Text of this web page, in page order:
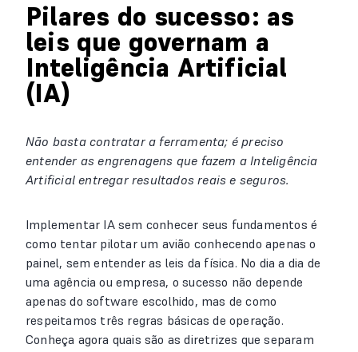
Pilares do sucesso: as
leis que governam a
Inteligência Artificial
(IA)
Não basta contratar a ferramenta; é preciso
entender as engrenagens que fazem a Inteligência
Artificial entregar resultados reais e seguros.
Implementar IA sem conhecer seus fundamentos é
como tentar pilotar um avião conhecendo apenas o
painel, sem entender as leis da física. No dia a dia de
uma agência ou empresa, o sucesso não depende
apenas do software escolhido, mas de como
respeitamos três regras básicas de operação.
Conheça agora quais são as diretrizes que separam